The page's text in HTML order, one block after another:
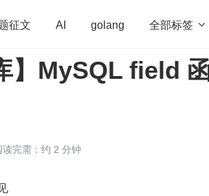
征文 AI golang 全部标签 
法 学习方法 Web3.0 高
】MySQL field
读完需：约 2 分钟